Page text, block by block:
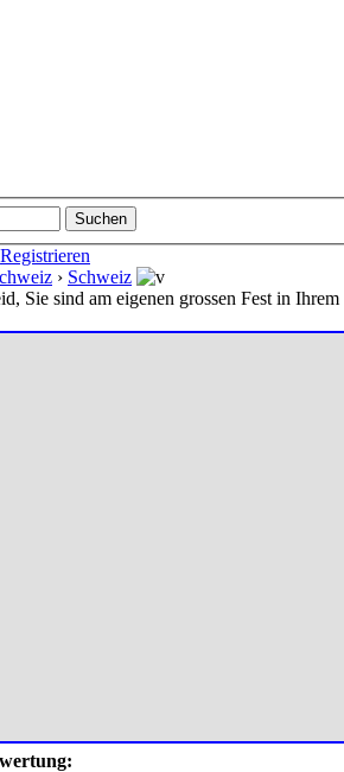
Registrieren
› Schweiz
Sie sind am eigenen grossen Fest in